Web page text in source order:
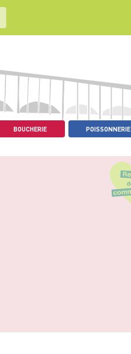
BOUCHERIE POISSONNERIE